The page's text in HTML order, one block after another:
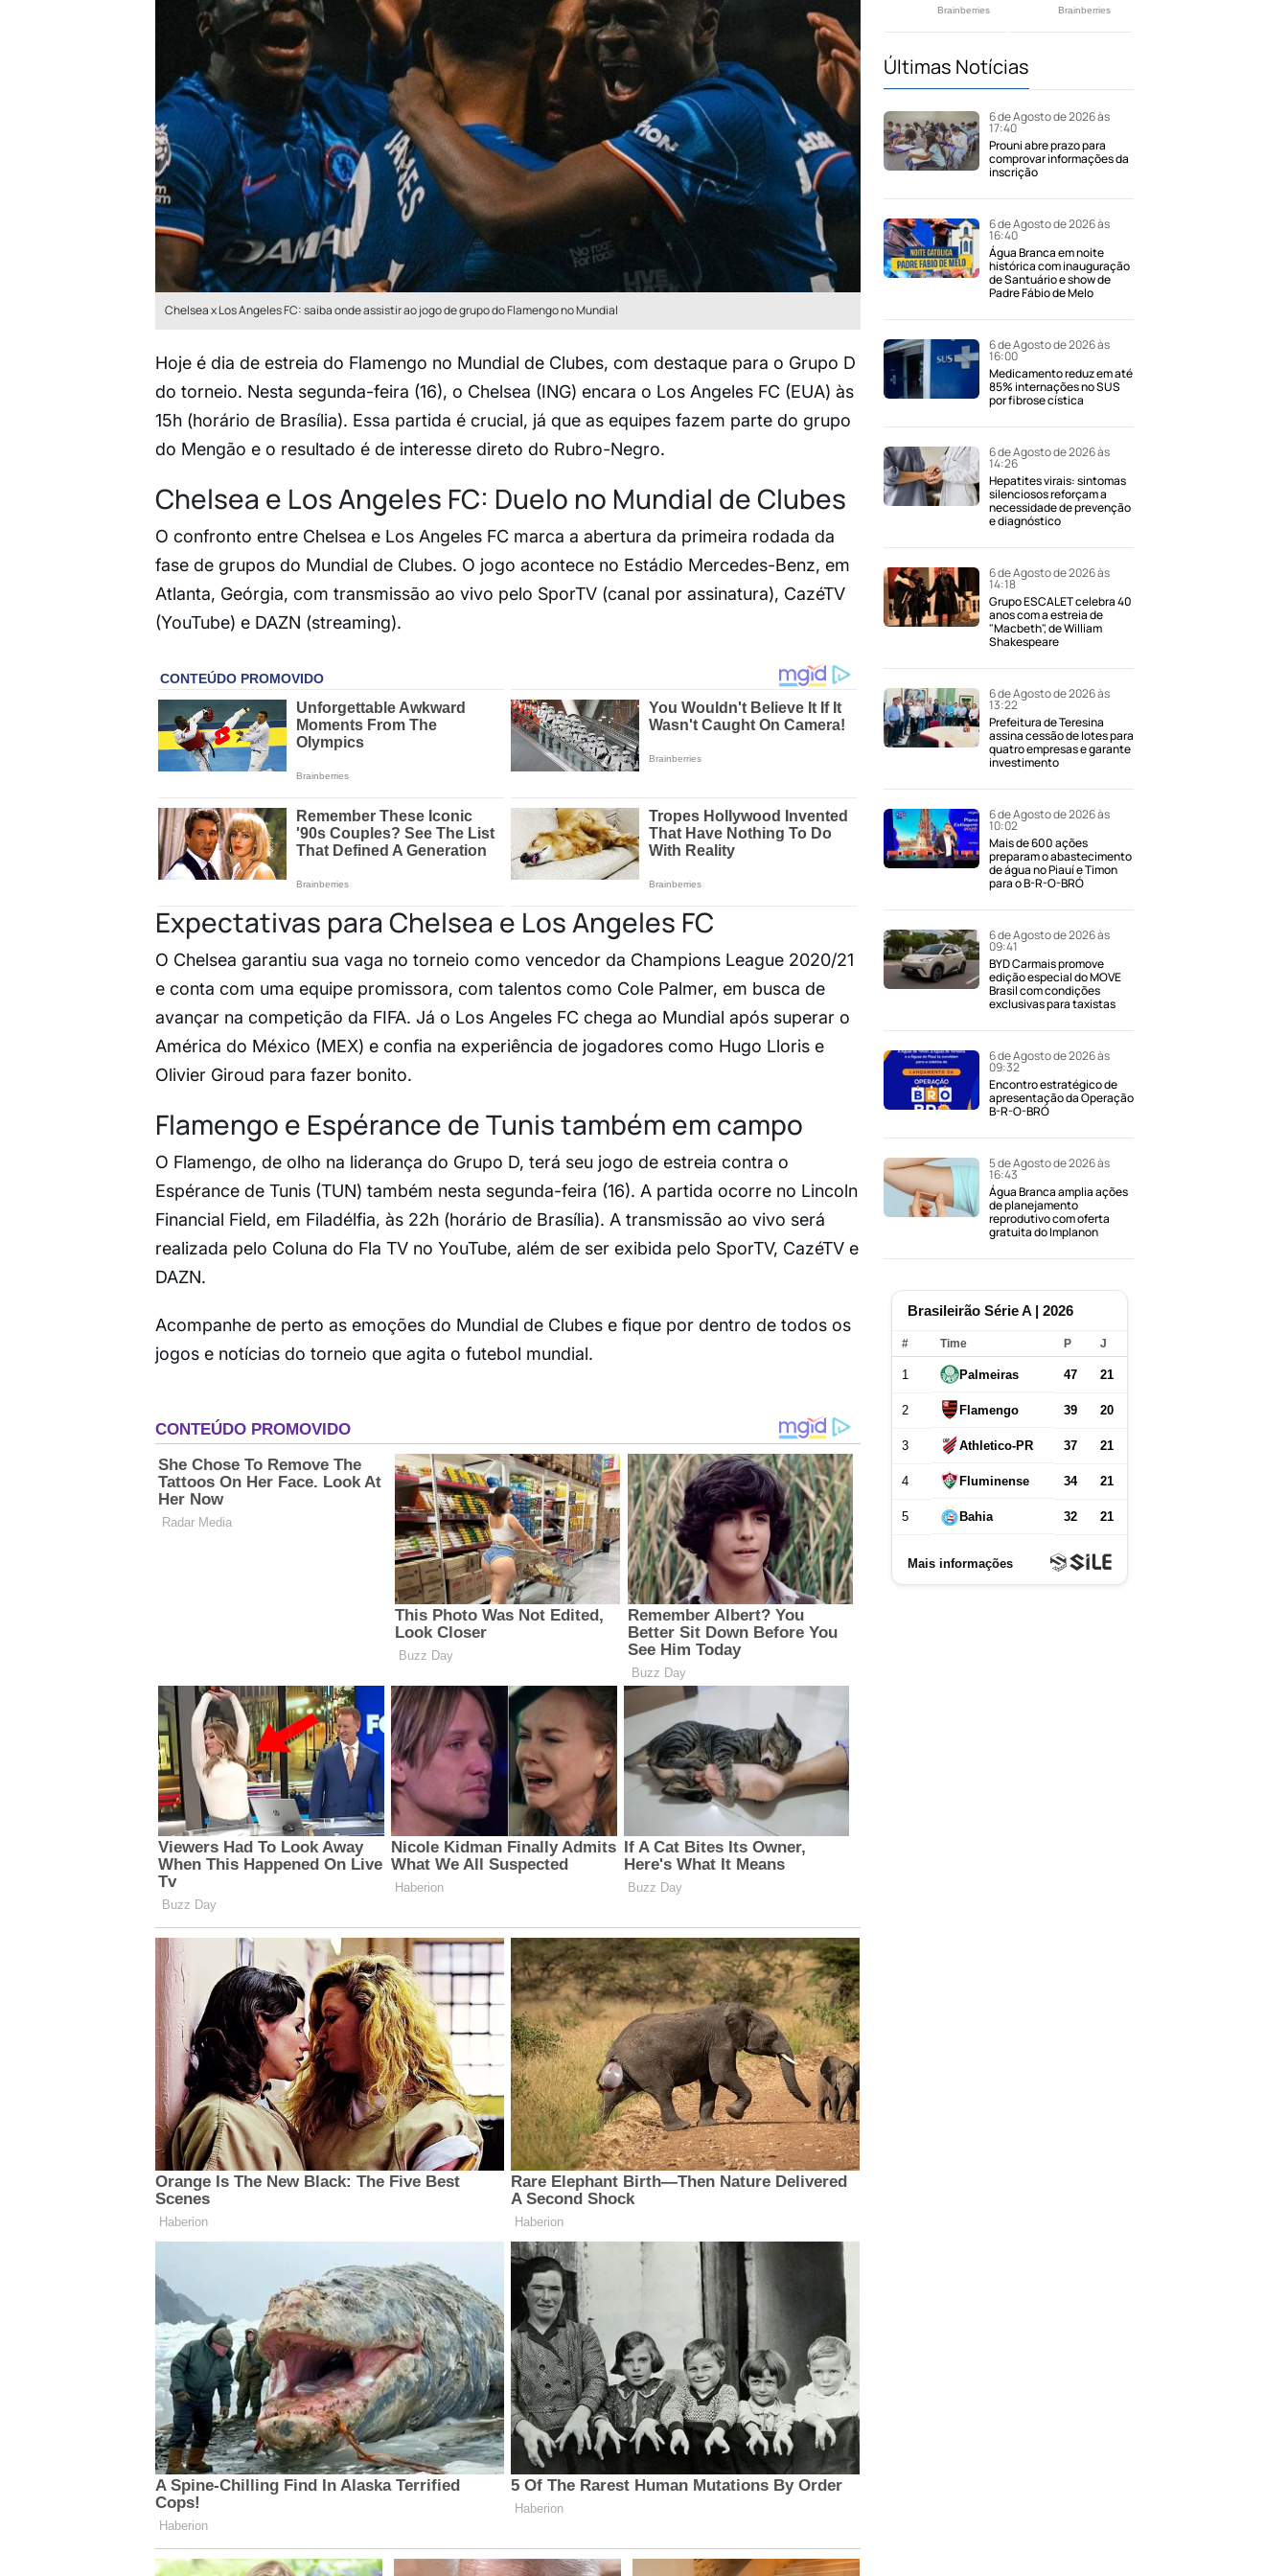
Chelsea x Los Angeles FC: saiba onde assistir ao jogo de grupo do Flamengo no Mundial
Hoje é dia de estreia do Flamengo no Mundial de Clubes, com destaque para o Grupo D
do torneio. Nesta segunda-feira (16), o Chelsea (ING) encara o Los Angeles FC (EUA) às
15h (horário de Brasília). Essa partida é crucial, já que as equipes fazem parte do grupo
do Mengão e o resultado é de interesse direto do Rubro-Negro.
Chelsea e Los Angeles FC: Duelo no Mundial de Clubes
O confronto entre Chelsea e Los Angeles FC marca a abertura da primeira rodada da
fase de grupos do Mundial de Clubes. O jogo acontece no Estádio Mercedes-Benz, em
Atlanta, Geórgia, com transmissão ao vivo pelo SporTV (canal por assinatura), CazéTV
(YouTube) e DAZN (streaming).
Expectativas para Chelsea e Los Angeles FC
O Chelsea garantiu sua vaga no torneio como vencedor da Champions League 2020/21
e conta com uma equipe promissora, com talentos como Cole Palmer, em busca de
avançar na competição da FIFA. Já o Los Angeles FC chega ao Mundial após superar o
América do México (MEX) e confia na experiência de jogadores como Hugo Lloris e
Olivier Giroud para fazer bonito.
Flamengo e Espérance de Tunis também em campo
O Flamengo, de olho na liderança do Grupo D, terá seu jogo de estreia contra o
Espérance de Tunis (TUN) também nesta segunda-feira (16). A partida ocorre no Lincoln
Financial Field, em Filadélfia, às 22h (horário de Brasília). A transmissão ao vivo será
realizada pelo Coluna do Fla TV no YouTube, além de ser exibida pelo SporTV, CazéTV e
DAZN.
Acompanhe de perto as emoções do Mundial de Clubes e fique por dentro de todos os
jogos e notícias do torneio que agita o futebol mundial.
Últimas Notícias
6 de Agosto de 2026 às
17:40
Prouni abre prazo para
comprovar informações da
inscrição
6 de Agosto de 2026 às
16:40
Água Branca em noite
histórica com inauguração
de Santuário e show de
Padre Fábio de Melo
6 de Agosto de 2026 às
16:00
Medicamento reduz em até
85% internações no SUS
por fibrose cística
6 de Agosto de 2026 às
14:26
Hepatites virais: sintomas
silenciosos reforçam a
necessidade de prevenção
e diagnóstico
6 de Agosto de 2026 às
14:18
Grupo ESCALET celebra 40
anos com a estreia de
"Macbeth", de William
Shakespeare
6 de Agosto de 2026 às
13:22
Prefeitura de Teresina
assina cessão de lotes para
quatro empresas e garante
investimento
6 de Agosto de 2026 às
10:02
Mais de 600 ações
preparam o abastecimento
de água no Piauí e Timon
para o B-R-O-BRÓ
6 de Agosto de 2026 às
09:41
BYD Carmais promove
edição especial do MOVE
Brasil com condições
exclusivas para taxistas
6 de Agosto de 2026 às
09:32
Encontro estratégico de
apresentação da Operação
B-R-O-BRÓ
5 de Agosto de 2026 às
16:43
Água Branca amplia ações
de planejamento
reprodutivo com oferta
gratuita do Implanon